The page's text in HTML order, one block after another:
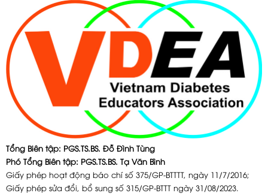
Tổng Biên tập: PGS.TS.BS. Đỗ Đình Tùng
Phó Tổng Biên tập: PGS.TS.BS. Tạ Văn Bình
Giấy phép hoạt động báo chí số 375/GP-BTTTT, ngày 11/7/2016;
Giấy phép sửa đổi, bổ sung số 315/GP-BTTT ngày 31/08/2023.